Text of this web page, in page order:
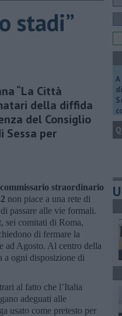
stadi”
“La Città
della diffida
del Consiglio
Sessa per
straordinario
non piace a una rete di
passare alle vie formali.
sei comitati di Roma,
di fermare la
ad Agosto. Al centro della
a ogni disposizione di
al fatto che l’Italia
adeguati alle
usato come pretesto per